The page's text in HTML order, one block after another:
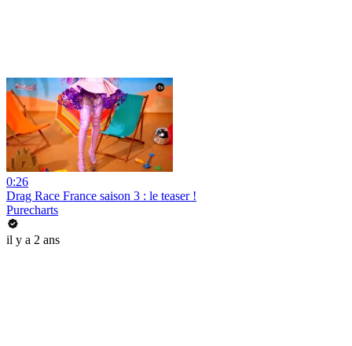
0:26
Drag Race France saison 3 : le teaser !
Purecharts
il y a 2 ans